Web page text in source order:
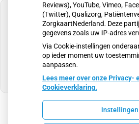
U heeft geen toestemming
externe inhoud die nodig is
Cookie-instellingen
Reviews), YouTube, Vimeo,
(Twitter), Qualizorg,
ZorgkaartNederland. Deze
gegevens zoals uw IP-adres
Via Cookie-instellingen
op ieder moment uw
aanpassen.
Lees meer over onze Privacy-
Cookieverklaring.
Instellingen